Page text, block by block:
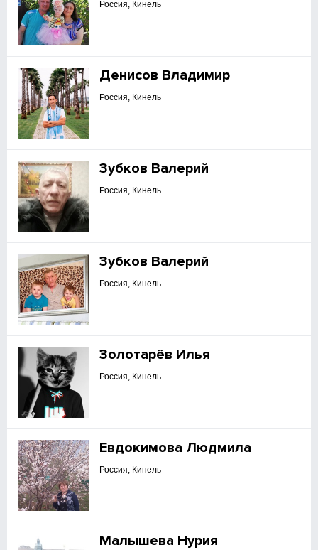
Россия, Кинель
Денисов Владимир
Россия, Кинель
Зубков Валерий
Россия, Кинель
Зубков Валерий
Россия, Кинель
Золотарёв Илья
Россия, Кинель
Евдокимова Людмила
Россия, Кинель
Малышева Нурия